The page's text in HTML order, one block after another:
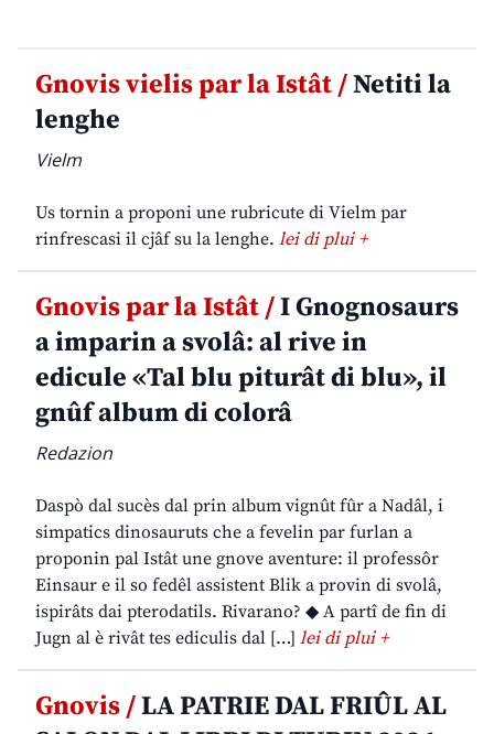
Gnovis vielis par la Istât /Netiti la
lenghe
Vielm
Us tornin a proponi une rubricute di Vielm par
rinfrescasi il cjâf su la lenghe. lei di plui +
Gnovis par la Istât /I Gnognosaurs
a imparin a svolâ: al rive in
edicule «Tal blu piturât di blu», il
gnûf album di colorâ
Redazion
Daspò dal sucès dal prin album vignût fûr a Nadâl, i
simpatics dinosauruts che a fevelin par furlan a
proponin pal Istât une gnove aventure: il professôr
Einsaur e il so fedêl assistent Blik a provin di svolâ,
ispirâts dai pterodatils. Rivarano? ◆ A partî de fin di
Jugn al è rivât tes ediculis dal […] lei di plui +
Gnovis /LA PATRIE DAL FRIÛL AL